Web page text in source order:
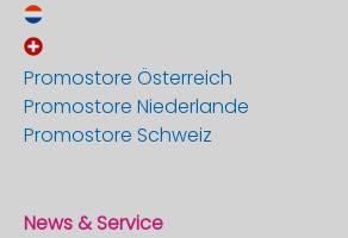
Promostore Österreich
Promostore Niederlande
Promostore Schweiz
News & Service